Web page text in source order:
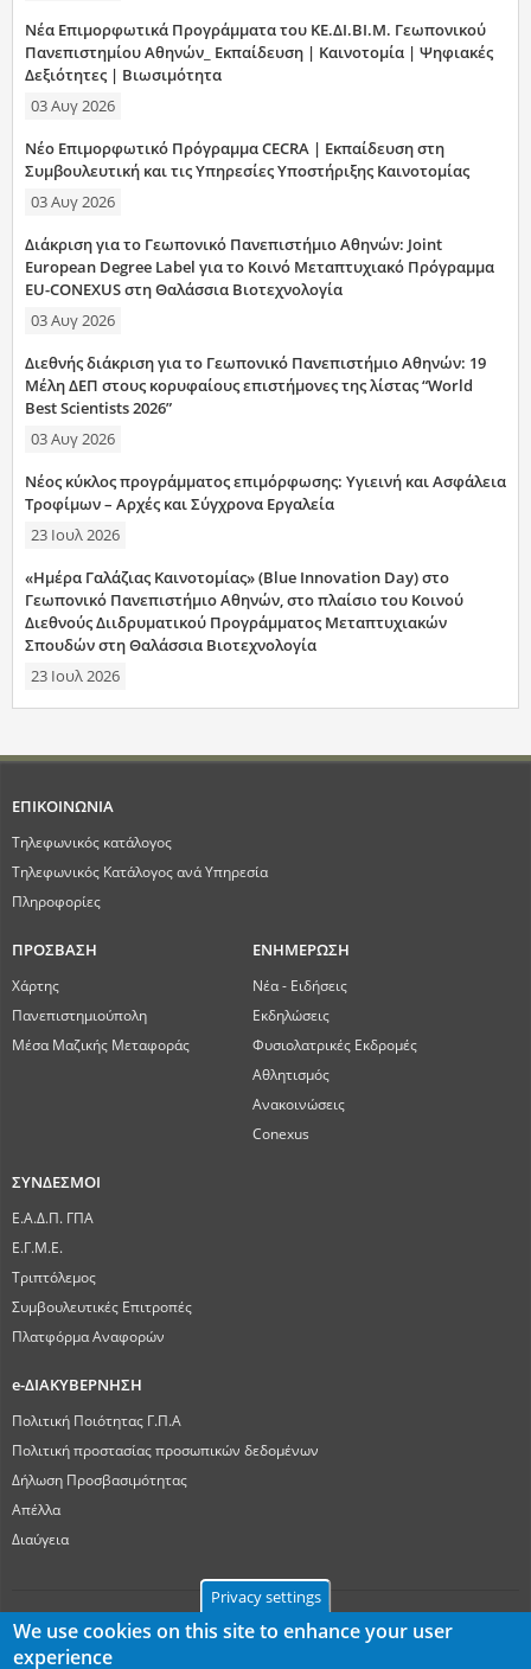
Νέα Επιμορφωτικά Προγράμματα του ΚΕ.ΔΙ.ΒΙ.Μ. Γεωπονικού
Πανεπιστημίου Αθηνών_ Εκπαίδευση | Καινοτομία | Ψηφιακές
Δεξιότητες | Βιωσιμότητα
03 Αυγ 2026
Νέο Επιμορφωτικό Πρόγραμμα CECRA | Εκπαίδευση στη
Συμβουλευτική και τις Υπηρεσίες Υποστήριξης Καινοτομίας
03 Αυγ 2026
Διάκριση για το Γεωπονικό Πανεπιστήμιο Αθηνών: Joint
European Degree Label για το Κοινό Μεταπτυχιακό Πρόγραμμα
EU-CONEXUS στη Θαλάσσια Βιοτεχνολογία
03 Αυγ 2026
Διεθνής διάκριση για το Γεωπονικό Πανεπιστήμιο Αθηνών: 19
Μέλη ΔΕΠ στους κορυφαίους επιστήμονες της λίστας “World
Best Scientists 2026”
03 Αυγ 2026
Νέος κύκλος προγράμματος επιμόρφωσης: Υγιεινή και Ασφάλεια
Τροφίμων – Αρχές και Σύγχρονα Εργαλεία
23 Ιουλ 2026
«Ημέρα Γαλάζιας Καινοτομίας» (Blue Innovation Day) στο
Γεωπονικό Πανεπιστήμιο Αθηνών, στο πλαίσιο του Κοινού
Διεθνούς Διιδρυματικού Προγράμματος Μεταπτυχιακών
Σπουδών στη Θαλάσσια Βιοτεχνολογία
23 Ιουλ 2026
ΕΠΙΚΟΙΝΩΝΙΑ
Τηλεφωνικός κατάλογος
Τηλεφωνικός Κατάλογος ανά Υπηρεσία
Πληροφορίες
ΠΡΟΣΒΑΣΗ
Χάρτης
Πανεπιστημιούπολη
Μέσα Μαζικής Μεταφοράς
ΕΝΗΜΕΡΩΣΗ
Νέα - Ειδήσεις
Εκδηλώσεις
Φυσιολατρικές Εκδρομές
Αθλητισμός
Ανακοινώσεις
Conexus
ΣΥΝΔΕΣΜΟΙ
Ε.Α.Δ.Π. ΓΠΑ
Ε.Γ.Μ.Ε.
Τριπτόλεμος
Συμβουλευτικές Επιτροπές
Πλατφόρμα Αναφορών
e-ΔΙΑΚΥΒΕΡΝΗΣΗ
Πολιτική Ποιότητας Γ.Π.Α
Πολιτική προστασίας προσωπικών δεδομένων
Δήλωση Προσβασιμότητας
Απέλλα
Διαύγεια
Privacy settings
We use cookies on this site to enhance your user
experience